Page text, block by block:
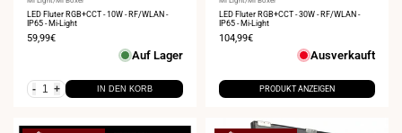
Anbieter:
LED Fluter RGB+CCT - 10W - RF/WLAN -
IP65 - Mi-Light
Verkaufspreis
59,99€
Auf Lager
- + IN DEN KORB
Anbieter:
LED Fluter RGB+CCT - 30W - RF/WLAN -
IP65 - Mi-Light
Verkaufspreis
104,99€
Ausverkauft
PRODUKT ANZEIGEN